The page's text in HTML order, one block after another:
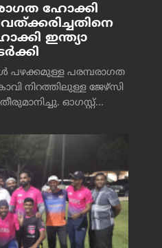
ഹോക്കി
ഇന്ത്യാ
പഴക്കമുള്ള പരമ്പരാഗത
നിറത്തിലുള്ള ജേഴ്‌സി
ഓഗസ്റ്റ്...